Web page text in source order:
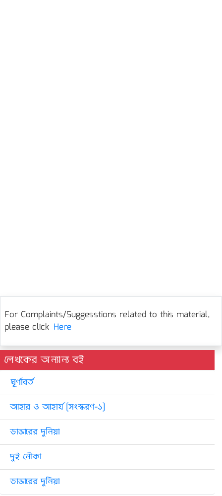
For Complaints/Suggesstions related to this material,
please click Here
লেখকের অন্যান্য বই
ঘূর্ণাবর্ত
আহার ও আহার্য [সংস্করণ-১]
ডাক্তারের দুনিয়া
দুই নৌকা
ডাক্তারের দুনিয়া